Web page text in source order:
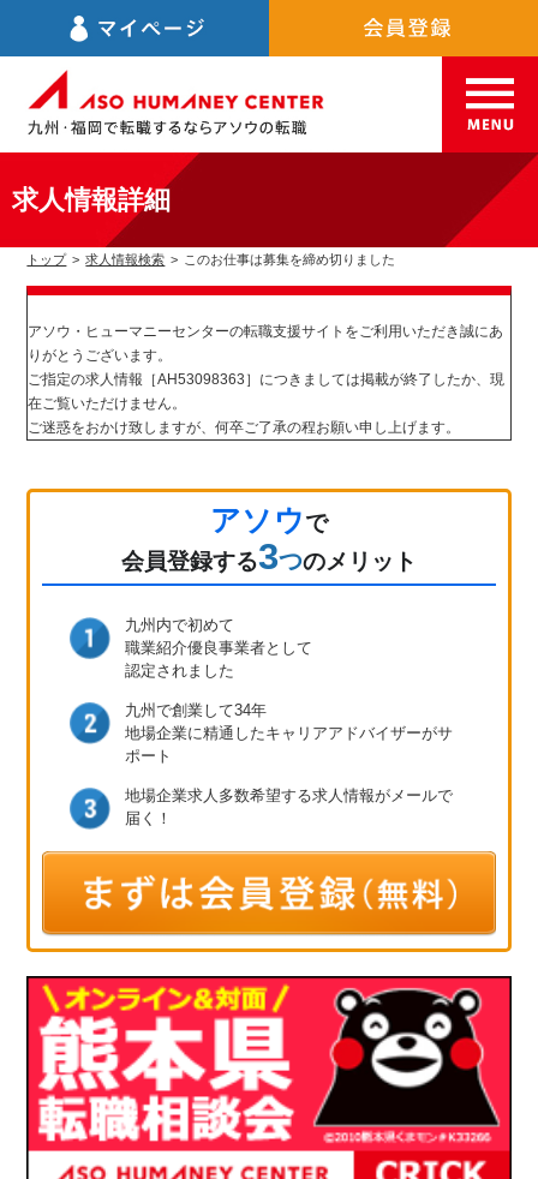
求人情報詳細
トップ > 求人情報検索 > このお仕事は募集を締め切りました
アソウ・ヒューマニーセンターの転職支援サイトをご利用いただき誠にあ
りがとうございます。
ご指定の求人情報［AH53098363］につきましては掲載が終了したか、現
在ご覧いただけません。
ご迷惑をおかけ致しますが、何卒ご了承の程お願い申し上げます。
アソウで
会員登録する3つのメリット
九州内で初めて
職業紹介優良事業者として
認定されました
九州で創業して34年
地場企業に精通したキャリアアドバイザーがサ
ポート
地場企業求人多数希望する求人情報が メールで
届く！